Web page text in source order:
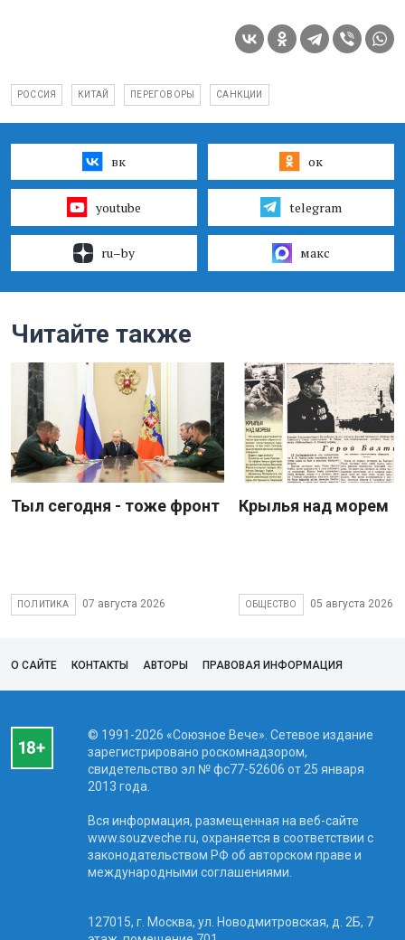
РОССИЯ КИТАЙ ПЕРЕГОВОРЫ САНКЦИИ
вк ок
youtube telegram
ru–by макс
Читайте также
Тыл сегодня - тоже фронт
ПОЛИТИКА 07 августа 2026
Крылья над морем
ОБЩЕСТВО 05 августа 2026
О САЙТЕ КОНТАКТЫ АВТОРЫ ПРАВОВАЯ ИНФОРМАЦИЯ
© 1991-2026 «Союзное Вече». Сетевое издание
зарегистрировано роскомнадзором,
свидетельство эл № фc77-52606 от 25 января
2013 года.
Вся информация, размещенная на веб-сайте
www.souzveche.ru, охраняется в соответствии с
законодательством РФ об авторском праве и
международными соглашениями.
127015, г. Москва, ул. Новодмитровская, д. 2Б, 7